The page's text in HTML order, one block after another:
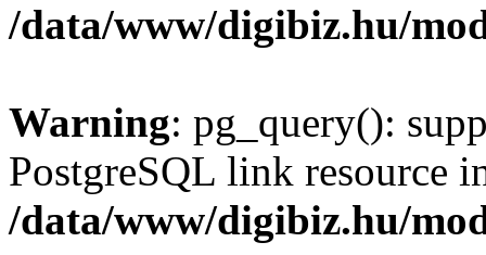
/data/www/digibiz.hu/
Warning: pg_query():
PostgreSQL link resource
/data/www/digibiz.hu/